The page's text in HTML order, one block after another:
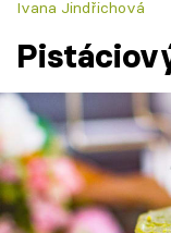
Česká kuchyně
Témata
Recepty
Ivana Jindřichová